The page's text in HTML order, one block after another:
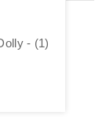
- (1)